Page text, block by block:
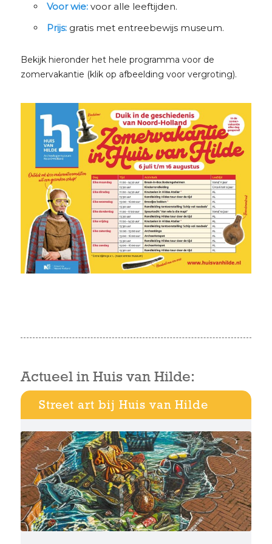
Voor wie:voor alle leeftijden.
Prijs:gratis met entreebewijs museum.
Bekijk hieronder het hele programma voor de
zomervakantie (klik op afbeelding voor vergroting).
Actueel in Huis van Hilde:
Street art bij Huis van Hilde